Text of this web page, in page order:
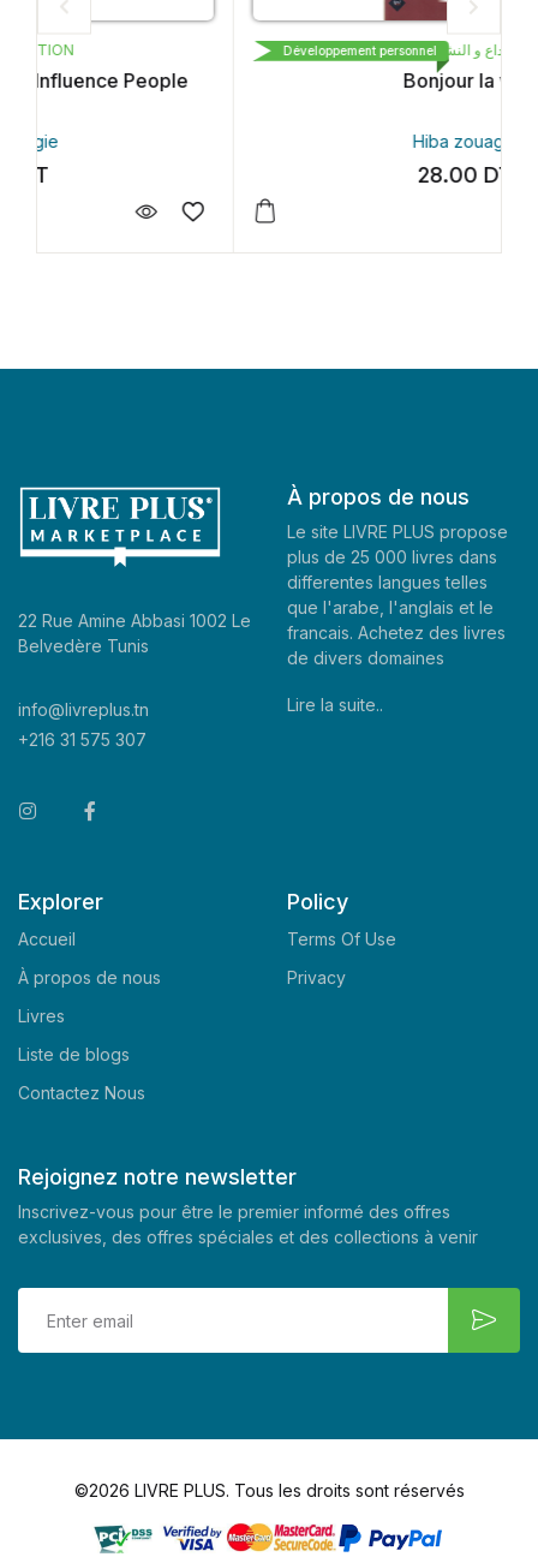
نحن للإبداع و النشر و التوزيع
22 Rue Amine Abbasi 1002 Le
Belvedère Tunis
info@livreplus.tn
+216 31 575 307
À propos de nous
Le site LIVRE PLUS propose
plus de 25 000 livres dans
differentes langues telles
que l'arabe, l'anglais et le
francais. Achetez des livres
de divers domaines
Lire la suite..
Explorer
Accueil
À propos de nous
Livres
Liste de blogs
Contactez Nous
Policy
Terms Of Use
Privacy
Rejoignez notre newsletter
Inscrivez-vous pour être le premier informé des offres
exclusives, des offres spéciales et des collections à venir
©2026 LIVRE PLUS. Tous les droits sont réservés